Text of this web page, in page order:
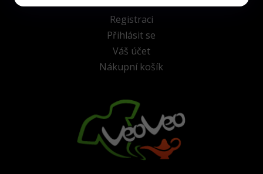
Registraci
Přihlásit se
Váš účet
Nákupní košík